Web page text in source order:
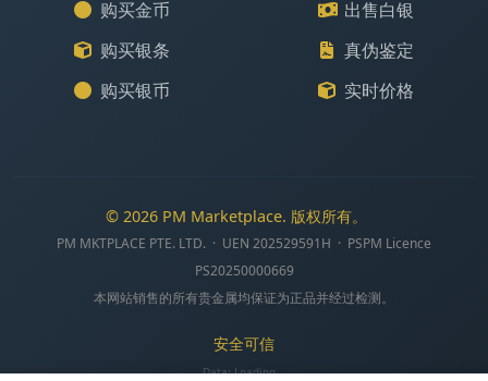
购买金币
购买银条
购买银币
出售白银
真伪鉴定
实时价格
© 2026 PM Marketplace. 版权所有。
PM MKTPLACE PTE. LTD. · UEN 202529591H · PSPM Licence
PS20250000669
本网站销售的所有贵金属均保证为正品并经过检测。
安全可信
Data:Loading...